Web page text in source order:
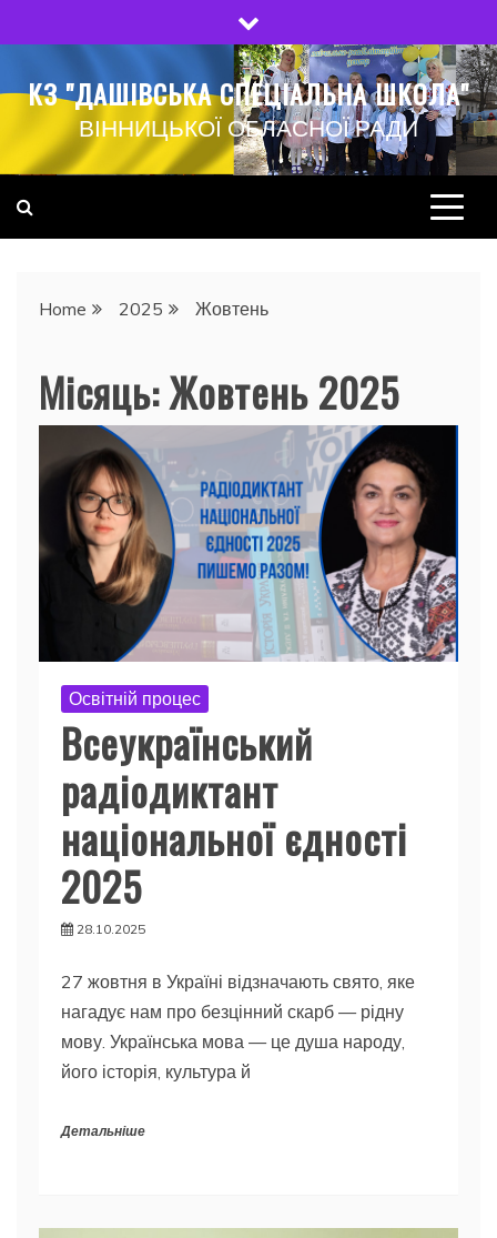
to
КЗ "ДАШІВСЬКА СПЕЦІАЛЬНА ШКОЛА"
ВІННИЦЬКОЇ ОБЛАСНОЇ РАДИ
Home 2025 Жовтень
Місяць:Жовтень 2025
Освітній процес
Всеукраїнський
радіодиктант
національної єдності
2025
28.10.2025
27 жовтня в Україні відзначають свято, яке
нагадує нам про безцінний скарб — рідну
мову. Українська мова — це душа народу,
його історія, культура й
Детальніше